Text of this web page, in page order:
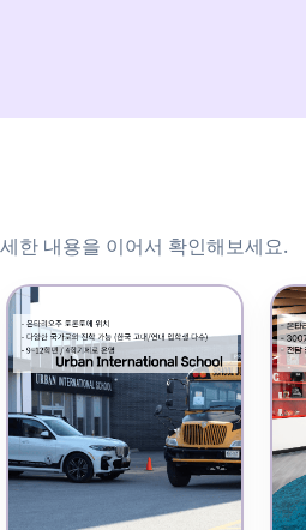
한 내용을 이어서 확인해보세요.